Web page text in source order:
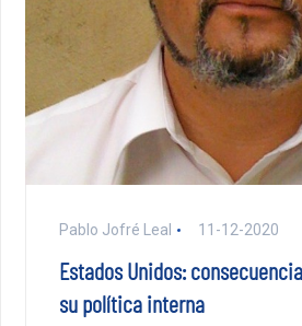
Pablo Jofré Leal 11-12-2020
Estados Unidos:
su política interna